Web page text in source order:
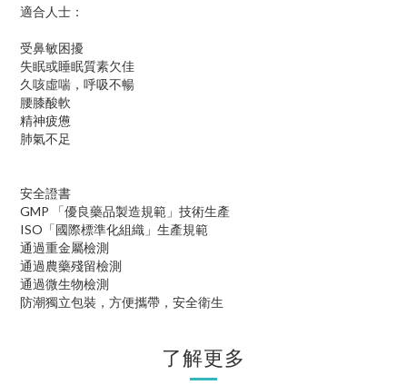
適合人士：
受鼻敏困擾
失眠或睡眠質素欠佳
久咳虛喘，呼吸不暢
腰膝酸軟
精神疲憊
肺氣不足
安全證書
GMP 「優良藥品製造規範」技術生產
ISO「國際標準化組織」生產規範
通過重金屬檢測
通過農藥殘留檢測
通過微生物檢測
防潮獨立包裝，方便攜帶，安全衛生
了解更多